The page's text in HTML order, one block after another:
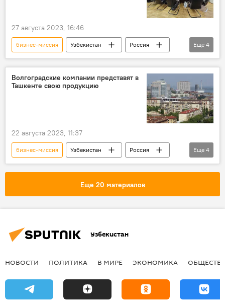
27 августа 2023, 16:46
бизнес-миссия Узбекистан
Россия
Общество
импорт
Сельхозтехника
Еще 4
Волгоградские компании представят в
Ташкенте свою продукцию
22 августа 2023, 11:37
бизнес-миссия Узбекистан
Россия
Ташкент
Волгоград
Экономика
Еще 4
Еще 20 материалов
Узбекистан
НОВОСТИ ПОЛИТИКА В МИРЕ ЭКОНОМИКА